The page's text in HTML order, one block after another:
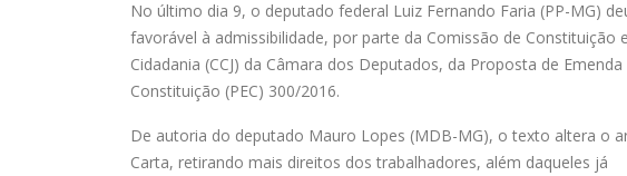
No último dia 9, o deputado federal Luiz Fernando Faria (PP-MG)
favorável à admissibilidade, por parte da Comissão de Constituição
Cidadania (CCJ) da Câmara dos Deputados, da Proposta de Emenda
Constituição (PEC) 300/2016.
De autoria do deputado Mauro Lopes (MDB-MG), o texto altera o
Carta, retirando mais direitos dos trabalhadores, além daqueles já